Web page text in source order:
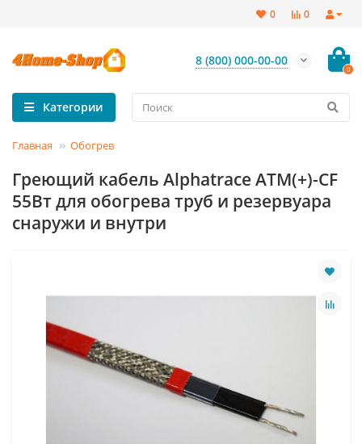
0
0
8 (800) 000-00-00
0
Категории
Главная Обогрев
Греющий кабель Alphatrace ATM(+)-CF
55Вт для обогрева труб и резервуара
снаружи и внутри